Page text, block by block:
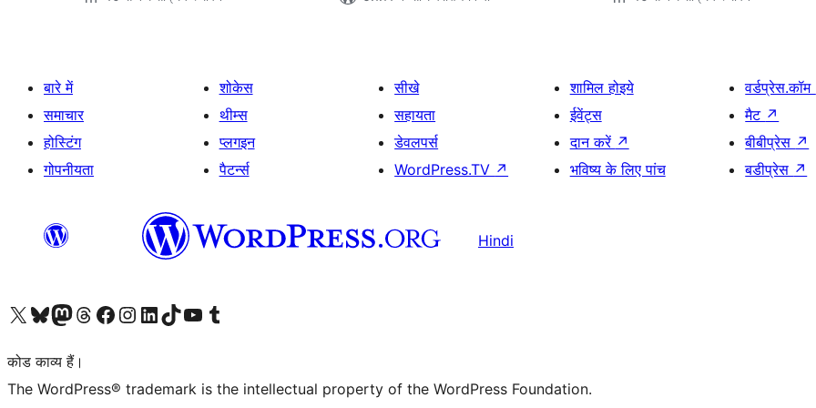
बारे में
समाचार
होस्टिंग
गोपनीयता
शोकेस
थीम्स
प्लगइन
पैटर्न्स
सीखे
सहायता
डेवलपर्स
WordPress.TV ↗
शामिल होइये
ईवेंट्स
दान करें ↗
भविष्य के लिए पांच
वर्डप्रेस.कॉम
मैट ↗
बीबीप्रेस ↗
बडीप्रेस ↗
Hindi
Visit our X (formerly Twitter) account
हमारे बलुस्की खाते पर जाएँVisit our Mastodon account
हमारे थ्रेड्स अकाउंट पर जाएंहमारे फेसबुक पेज पर जाएँहमारे इंस्टाग्राम अकाउंट पर जाएंहमारे लिंक्डइन खाते पर जाएँहमारे टिकटॉक खाते पर जाएँहमारे यूट्यूब चैनल पर जाएंहमारे Tumblr खाते पर जाएँ
कोड काव्य हैं।
The WordPress® trademark is the intellectual property of the WordPress Foundation.